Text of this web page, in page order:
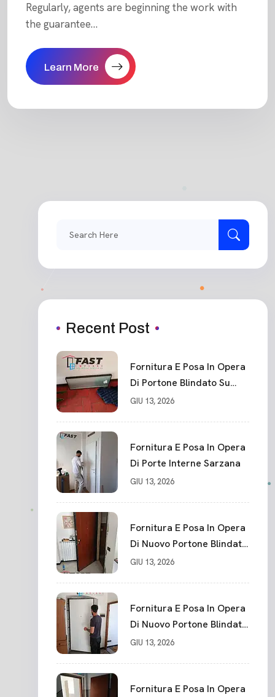
Regularly, agents are beginning the work with
the guarantee…
Learn More
Recent Post
Fornitura E Posa In Opera
Di Portone Blindato Su
Misura In PVC, Panello
Punti La Spezia
GIU 13, 2026
Fornitura E Posa In Opera
Di Porte Interne Sarzana
GIU 13, 2026
Fornitura E Posa In Opera
Di Nuovo Portone Blindato
La Spezia
GIU 13, 2026
Fornitura E Posa In Opera
Di Nuovo Portone Blindato
Classe 3 Sicurezza
GIU 13, 2026
Fornitura E Posa In Opera